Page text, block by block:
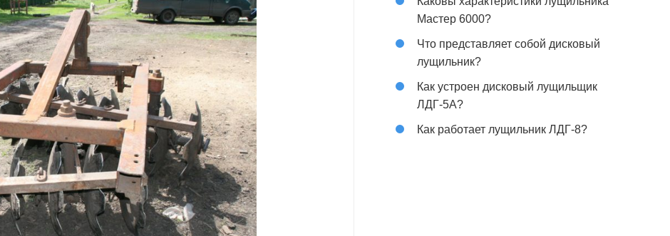
Мастер 6000?
Что представляет собой дисковый
лущильник?
Как устроен дисковый лущильщик
ЛДГ-5А?
Как работает лущильник ЛДГ-8?